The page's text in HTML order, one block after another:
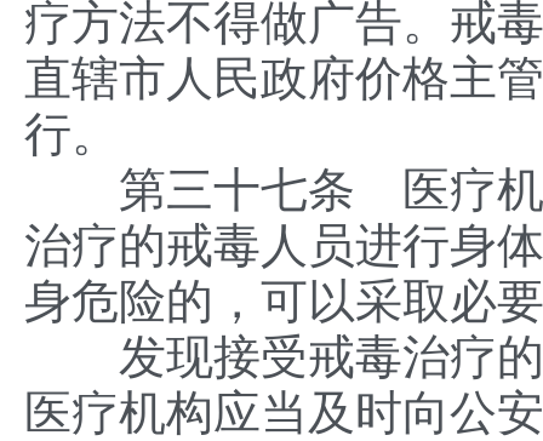
疗方法不得做广告。戒
直辖市人民政府价格主
行。
第三十七条 医疗机
治疗的戒毒人员进行身
身危险的，可以采取必
发现接受戒毒治疗的
医疗机构应当及时向公